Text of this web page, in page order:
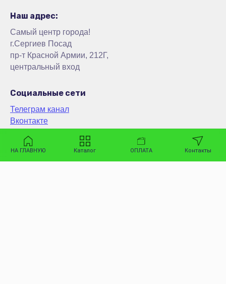
Наш адрес:
Самый центр города!
г.Сергиев Посад
пр-т Красной Армии, 212Г,
центральный вход
Социальные сети
Телеграм канал
Вконтакте
MAX
НА ГЛАВНУЮ Каталог ОПЛАТА Контакты